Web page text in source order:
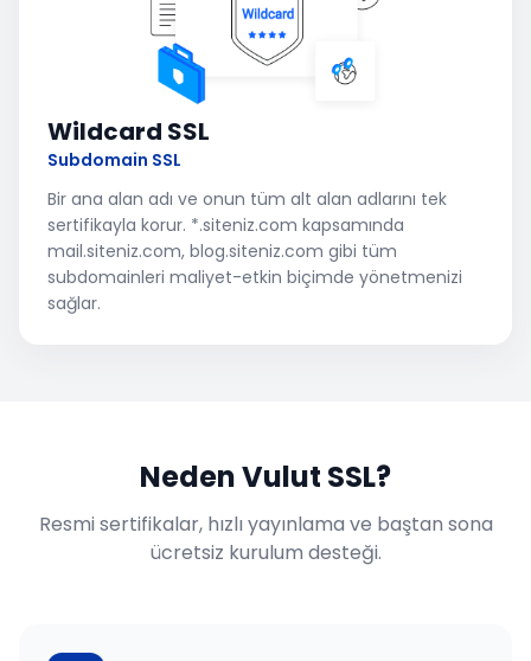
Wildcard SSL
Subdomain SSL
Bir ana alan adı ve onun tüm alt alan adlarını tek
sertifikayla korur. *.siteniz.com kapsamında
mail.siteniz.com, blog.siteniz.com gibi tüm
subdomainleri maliyet-etkin biçimde yönetmenizi
sağlar.
Neden Vulut SSL?
Resmi sertifikalar, hızlı yayınlama ve baştan sona
ücretsiz kurulum desteği.